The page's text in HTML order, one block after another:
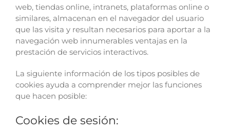
web, tiendas online, intranets, plataformas online o
similares, almacenan en el navegador del usuario
que las visita y resultan necesarios para aportar a la
navegación web innumerables ventajas en la
prestación de servicios interactivos.
La siguiente información de los tipos posibles de
cookies ayuda a comprender mejor las funciones
que hacen posible:
Cookies de sesión: